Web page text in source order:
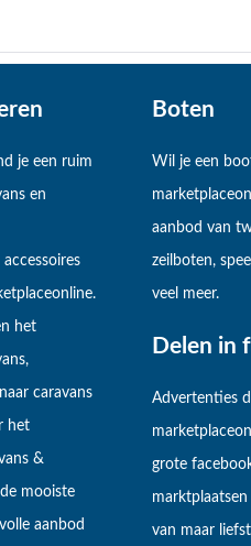
je een ruim
en
het
caravans
het
&
mooiste
aanbod
Boten
Wil je een
aanbod van
zeilboten,
veel meer.
Delen in
Advertenties
grote
van maar